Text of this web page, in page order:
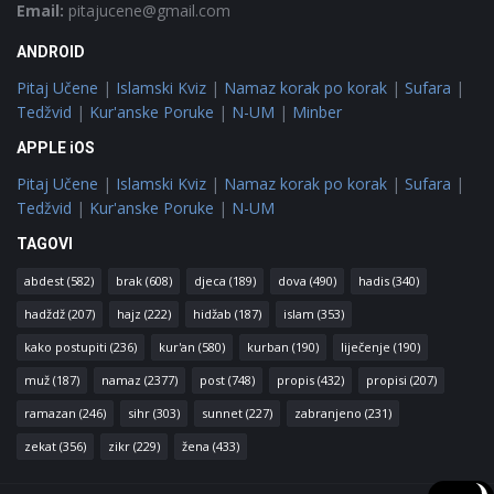
Email: pitajucene@gmail.com
ANDROID
Pitaj Učene | Islamski Kviz | Namaz korak po korak | Sufara |
Tedžvid | Kur'anske Poruke | N-UM | Minber
APPLE iOS
Pitaj Učene | Islamski Kviz | Namaz korak po korak | Sufara |
Tedžvid | Kur'anske Poruke | N-UM
TAGOVI
abdest (582) brak (608) djeca (189) dova (490) hadis (340)
hadždž (207) hajz (222) hidžab (187) islam (353)
kako postupiti (236) kur'an (580) kurban (190) liječenje (190)
muž (187) namaz (2377) post (748) propis (432) propisi (207)
ramazan (246) sihr (303) sunnet (227) zabranjeno (231)
zekat (356) zikr (229) žena (433)